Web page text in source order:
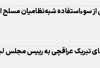
از سوءاستفاده شبه‌نظامیان مسلح
تبریک عراقچی به رییس مجلس